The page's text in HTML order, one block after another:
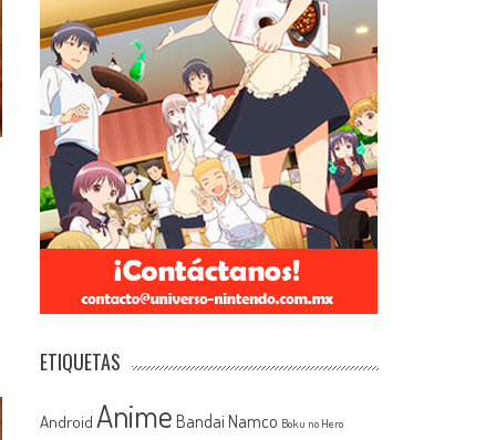
ETIQUETAS
Android Anime Bandai Namco Boku no Hero